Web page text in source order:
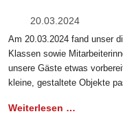
20.03.2024
Am 20.03.2024 fand unser
Klassen sowie
unsere Gäste etwas
kleine, gestaltete Objekte
Weiterlesen …